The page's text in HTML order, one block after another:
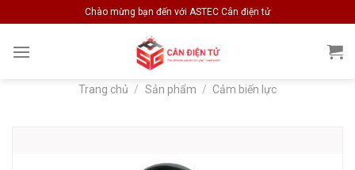
to
content
Chào mừng bạn đến với ASTEC Cân điện tử
Trang chủ / Sản phẩm / Cảm biến lực